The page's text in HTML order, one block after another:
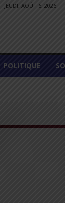
JEUDI, AOÛT 6, 2026
POLITIQUE